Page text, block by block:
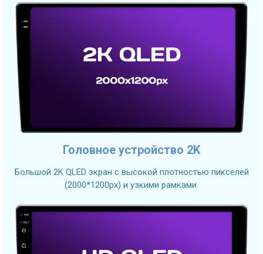
Головное устройство 2K
Большой 2K QLED экран с высокой плотностью пикселей
(2000*1200px) и узкими рамками.